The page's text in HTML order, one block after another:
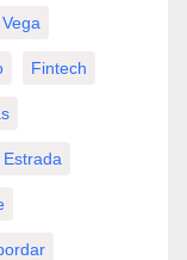
Fintech